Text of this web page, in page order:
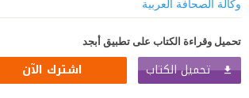
وكالة الصحافة العربية
تحميل وقراءة الكتاب على تطبيق أبجد
تحميل الكتاب اشترك الآن